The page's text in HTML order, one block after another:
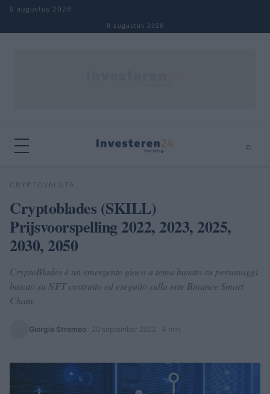
Naar inhoud springen
9 augustus 2026
9 augustus 2026
⌕
Zoeken
CRYPTOVALUTA
Cryptoblades (SKILL)
Prijsvoorspelling 2022, 2023, 2025,
2030, 2050
CryptoBlades è un emergente gioco a tema basato su personaggi
basato su NFT costruito ed eseguito sulla rete Binance Smart
Chain.
Giorgia Stromeo 20 september 2022 · 4 min